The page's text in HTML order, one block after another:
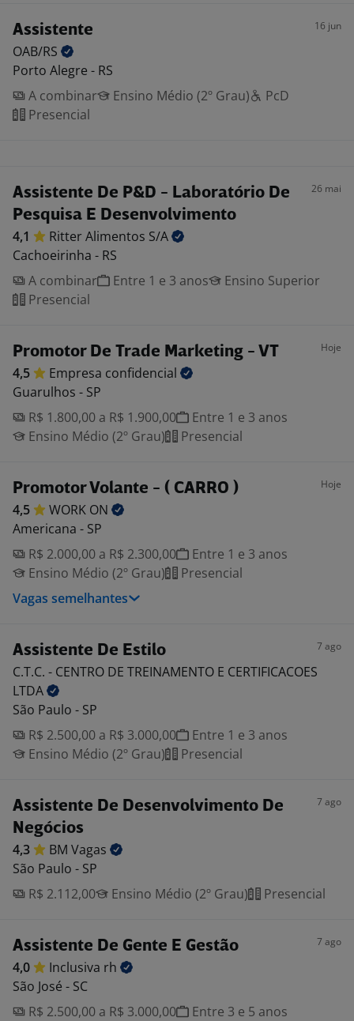
Assistente 16 jun
OAB/RS
Porto Alegre - RS
A combinar
Ensino Médio (2º Grau)
PcD
Presencial
Assistente De P&D - Laboratório De
Pesquisa E Desenvolvimento
26 mai
4,1 Ritter Alimentos S/A
Cachoeirinha - RS
A combinar
Entre 1 e 3 anos
Ensino Superior
Presencial
Promotor De Trade Marketing - VT Hoje
4,5 Empresa confidencial
Guarulhos - SP
R$ 1.800,00 a R$ 1.900,00
Entre 1 e 3 anos
Ensino Médio (2º Grau)
Presencial
Promotor Volante - ( CARRO ) Hoje
4,5 WORK ON
Americana - SP
R$ 2.000,00 a R$ 2.300,00
Entre 1 e 3 anos
Ensino Médio (2º Grau)
Presencial
Vagas semelhantes
Assistente De Estilo 7 ago
C.T.C. - CENTRO DE TREINAMENTO E CERTIFICACOES
LTDA
São Paulo - SP
R$ 2.500,00 a R$ 3.000,00
Entre 1 e 3 anos
Ensino Médio (2º Grau)
Presencial
Assistente De Desenvolvimento De
Negócios
7 ago
4,3 BM Vagas
São Paulo - SP
R$ 2.112,00
Ensino Médio (2º Grau) Presencial
Assistente De Gente E Gestão 7 ago
4,0 Inclusiva rh
São José - SC
R$ 2.500,00 a R$ 3.000,00
Entre 3 e 5 anos